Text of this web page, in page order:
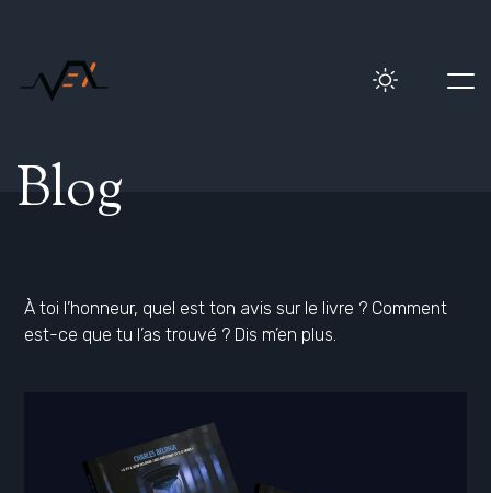
Blog
À toi l’honneur, quel est ton avis sur le livre ? Comment
est-ce que tu l’as trouvé ? Dis m’en plus.